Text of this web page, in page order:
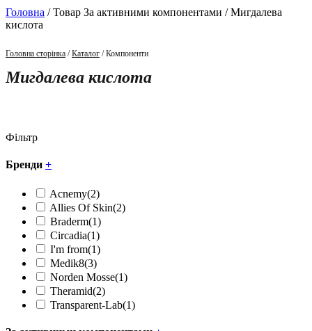
Головна / Товар За активними компонентами / Мигдалева
кислота
Головна сторінка /Каталог / Компоненти
Мигдалева кислота
Фільтр
Бренди +
Acnemy(2)
Allies Of Skin(2)
Braderm(1)
Circadia(1)
I'm from(1)
Medik8(3)
Norden Mosse(1)
Theramid(2)
Transparent-Lab(1)